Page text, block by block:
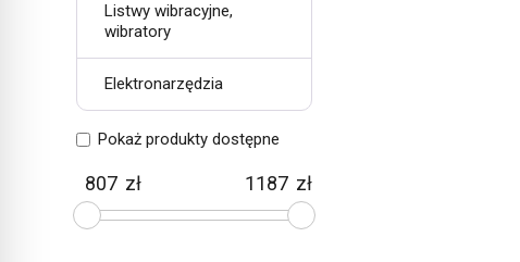
Listwy wibracyjne,
wibratory
Elektronarzędzia
Pokaż produkty dostępne
zł zł